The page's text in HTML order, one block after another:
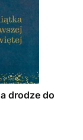
drodze do